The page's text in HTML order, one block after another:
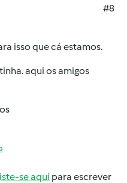
#8
isso que cá estamos.
aqui os amigos
se aqui para escrever